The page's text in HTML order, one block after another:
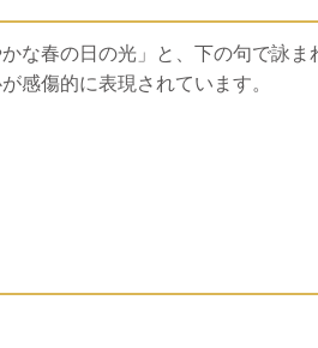
かな春の日の光」と、下の句で詠
感傷的に表現されています。